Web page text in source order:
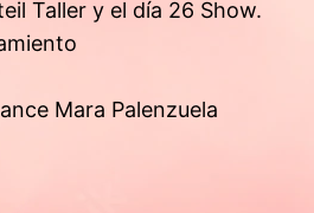
Taller y el día 26 Show.
Mara Palenzuela